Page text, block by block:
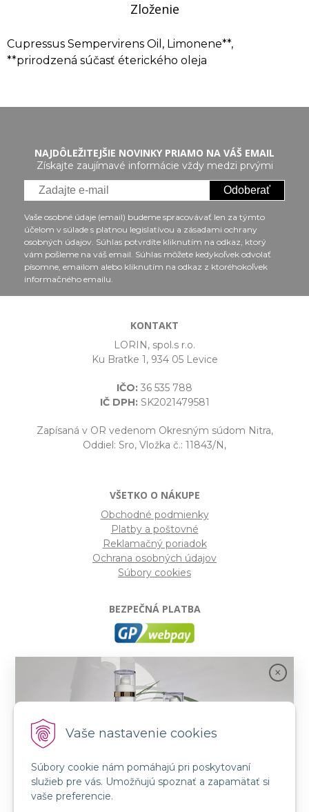
Vaše nastavenie cookies
Súbory cookie nám pomáhajú pri poskytovaní
služieb pre vás. Umožňujú spoznať a zapamätať si
vaše preferencie.
Zloženie
Cupressus Sempervirens Oil, Limonene**,
**prirodzená súčasť éterického oleja
NAJDÔLEŽITEJŠIE NOVINKY PRIAMO NA VÁŠ EMAIL
Získajte zaujímavé informácie vždy medzi prvými
Odoberať
Vaše osobné údaje (email) budeme spracovávať len za týmto
účelom v súlade s platnou legislatívou a zásadami ochrany
osobných údajov. Súhlas potvrdíte kliknutím na odkaz, ktorý
vám pošleme na váš email. Súhlas môžete kedykoľvek odvolať
písomne, emailom alebo kliknutím na odkaz z ktoréhokoľvek
informačného emailu.
KONTAKT
LORIN, spol.s r.o.
Ku Bratke 1, 934 05 Levice
IČO: 36 535 788
IČ DPH:SK2021479581
Zapísaná v OR vedenom Okresným súdom Nitra,
Oddiel: Sro, Vložka č.: 11843/N,
VŠETKO O NÁKUPE
Obchodné podmienky
Platby a poštovné
Reklamačný poriadok
Ochrana osobných údajov
Súbory cookies
BEZPEČNÁ PLATBA
- Moderný a bezpečný systém pre platby
kartou na internete. Je jedným z najpoužívanejších
platobných brán na slovenských e-shopoch. Spĺňa
SLEDUJTE NÁS
FB: LORIN všetko pre krásu
Spojenie prírody a vedy s novou kozmetikou